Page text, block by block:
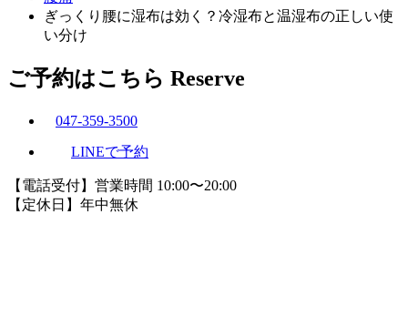
ぎっくり腰に湿布は効く？冷湿布と温湿布の正しい使
い分け
ご予約はこちら Reserve
047-359-3500
LINEで予約
【電話受付】営業時間 10:00〜20:00
【定休日】年中無休